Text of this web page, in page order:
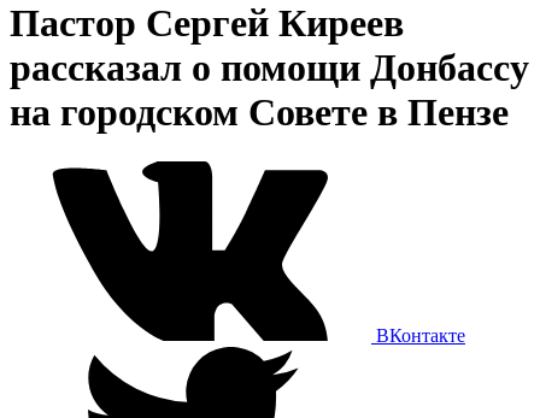
Пастор Сергей Киреев
рассказал о помощи Донбассу
на городском Совете в Пензе
ВКонтакте